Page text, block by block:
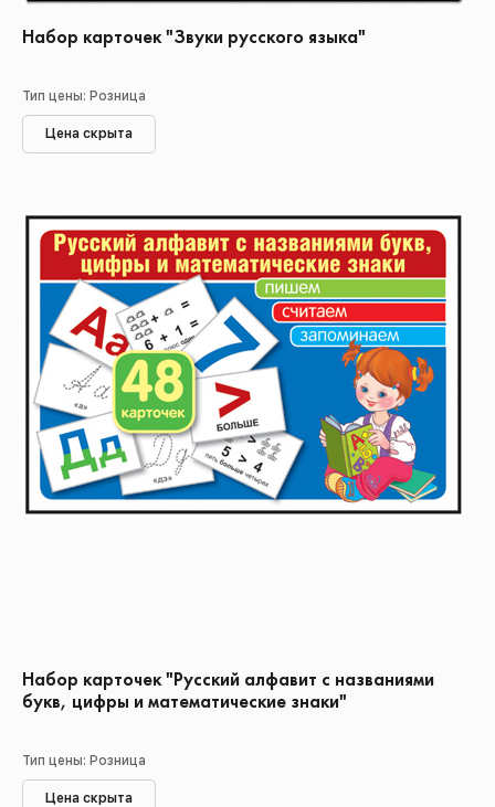
Набор карточек "Звуки русского языка"
Тип цены: Розница
Цена скрыта
Набор карточек "Русский алфавит с названиями
букв, цифры и математические знаки"
Тип цены: Розница
Цена скрыта